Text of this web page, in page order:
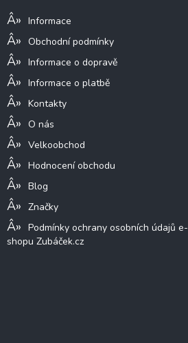
Informace
Obchodní podmínky
Informace o dopravě
Informace o platbě
Kontakty
O nás
Velkoobchod
Hodnocení obchodu
Blog
Značky
Podmínky ochrany osobních údajů e-
shopu Zubáček.cz